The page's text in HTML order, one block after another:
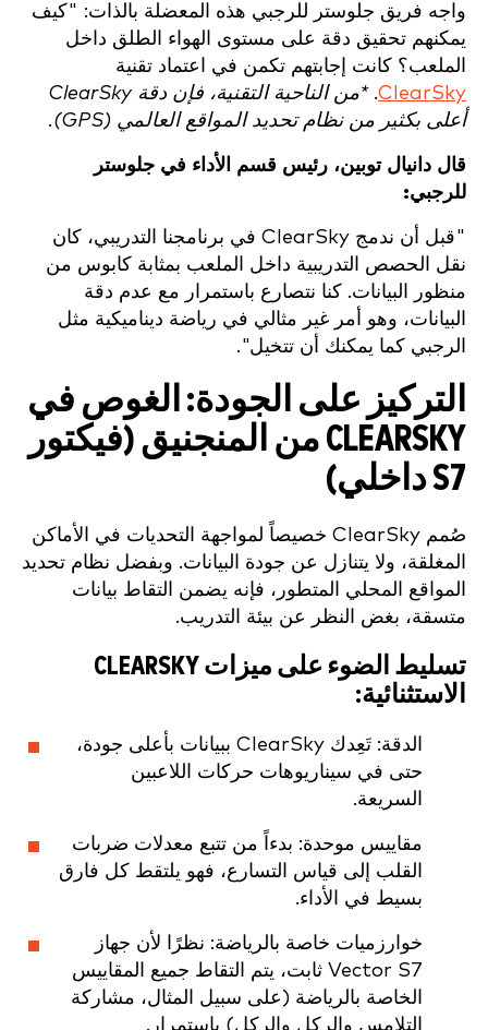
واجه فريق جلوستر للرجبي هذه المعضلة بالذات: "كيف
يمكنهم تحقيق دقة على مستوى الهواء الطلق داخل
الملعب؟ كانت إجابتهم تكمن في اعتماد تقنية
ClearSky
.
*من الناحية التقنية، فإن دقة ClearSky
أعلى بكثير من نظام تحديد المواقع العالمي (GPS).
قال دانيال توبين، رئيس قسم الأداء في جلوستر
للرجبي:
"قبل أن ندمج ClearSky في برنامجنا التدريبي، كان
نقل الحصص التدريبية داخل الملعب بمثابة كابوس من
منظور البيانات. كنا نتصارع باستمرار مع عدم دقة
البيانات، وهو أمر غير مثالي في رياضة ديناميكية مثل
الرجبي كما يمكنك أن تتخيل".
التركيز على الجودة: الغوص في
CLEARSKY من المنجنيق (فيكتور
S7 داخلي)
صُمم ClearSky خصيصاً لمواجهة التحديات في الأماكن
المغلقة، ولا يتنازل عن جودة البيانات. وبفضل نظام تحديد
المواقع المحلي المتطور، فإنه يضمن التقاط بيانات
متسقة، بغض النظر عن بيئة التدريب.
تسليط الضوء على ميزات CLEARSKY
الاستثنائية:
الدقة: تَعِدك ClearSky ببيانات بأعلى جودة،
حتى في سيناريوهات حركات اللاعبين
السريعة.
مقاييس موحدة: بدءاً من تتبع معدلات ضربات
القلب إلى قياس التسارع، فهو يلتقط كل فارق
بسيط في الأداء.
خوارزميات خاصة بالرياضة: نظرًا لأن جهاز
Vector S7 ثابت، يتم التقاط جميع المقاييس
الخاصة بالرياضة (على سبيل المثال، مشاركة
التلامس والركل والركل) باستمرار.